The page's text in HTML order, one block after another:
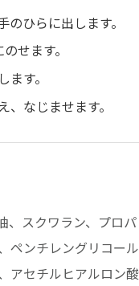
ひらに出します。
せます。
す。
なじませます。
、スクワラン、プロ
ペンチレングリコー
アセチルヒアルロン